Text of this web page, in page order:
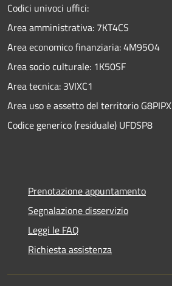
Codici univoci uffici:
Area amministrativa: 7KT4CS
Area economico finanziaria: 4M95O4
Area socio culturale: 1K50SF
Area tecnica: 3VIXC1
Area uso e assetto del territorio G8PIPX
Codice generico (residuale) UFDSP8
Prenotazione appuntamento
Segnalazione disservizio
Leggi le FAQ
Richiesta assistenza